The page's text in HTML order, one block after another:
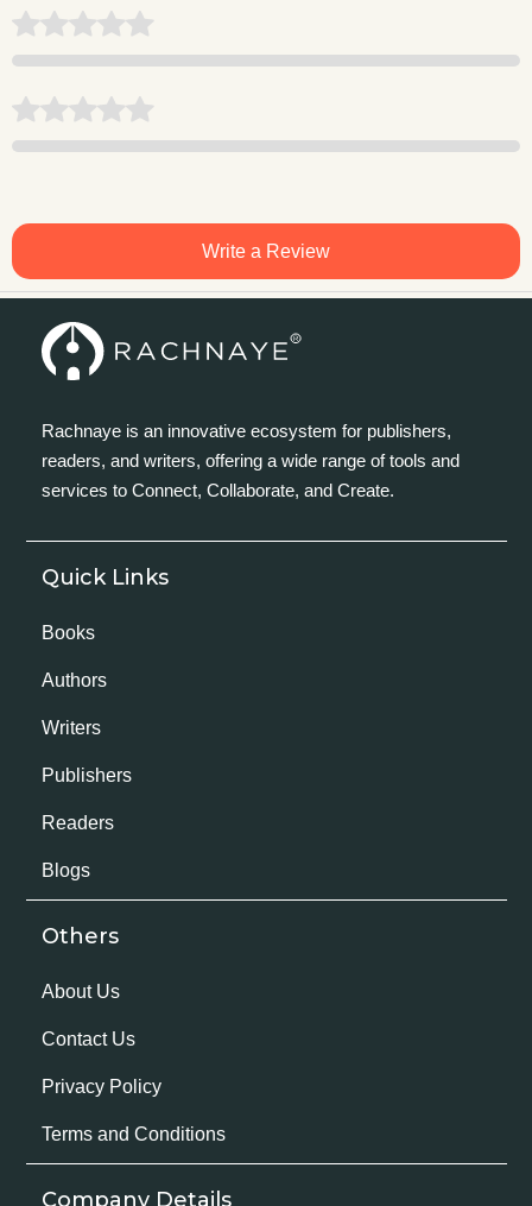
Write a Review
Rachnaye is an innovative ecosystem for publishers,
readers, and writers, offering a wide range of tools and
services to Connect, Collaborate, and Create.
Quick Links
Books
Authors
Writers
Publishers
Readers
Blogs
Others
About Us
Contact Us
Privacy Policy
Terms and Conditions
Company Details